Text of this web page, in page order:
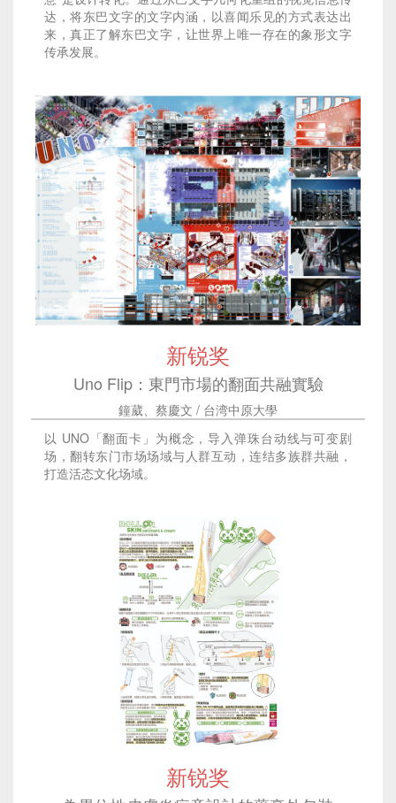
达，将东巴文字的文字内涵，以喜闻乐见的方式表达出
来，真正了解东巴文字，让世界上唯一存在的象形文字
传承发展。
新锐奖
Uno Flip：東門市場的翻面共融實驗
鐘葳、蔡慶文 / 台湾中原大學
以 UNO「翻面卡」为概念，导入弹珠台动线与可变剧
场，翻转东门市场场域与人群互动，连结多族群共融，
打造活态文化场域。
新锐奖